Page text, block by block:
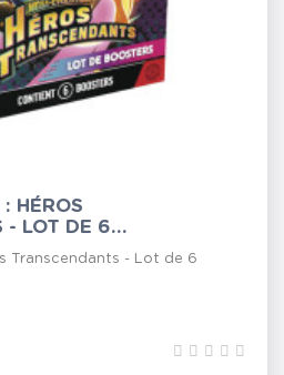
HÉROS
- LOT DE 6...
Transcendants - Lot de 6